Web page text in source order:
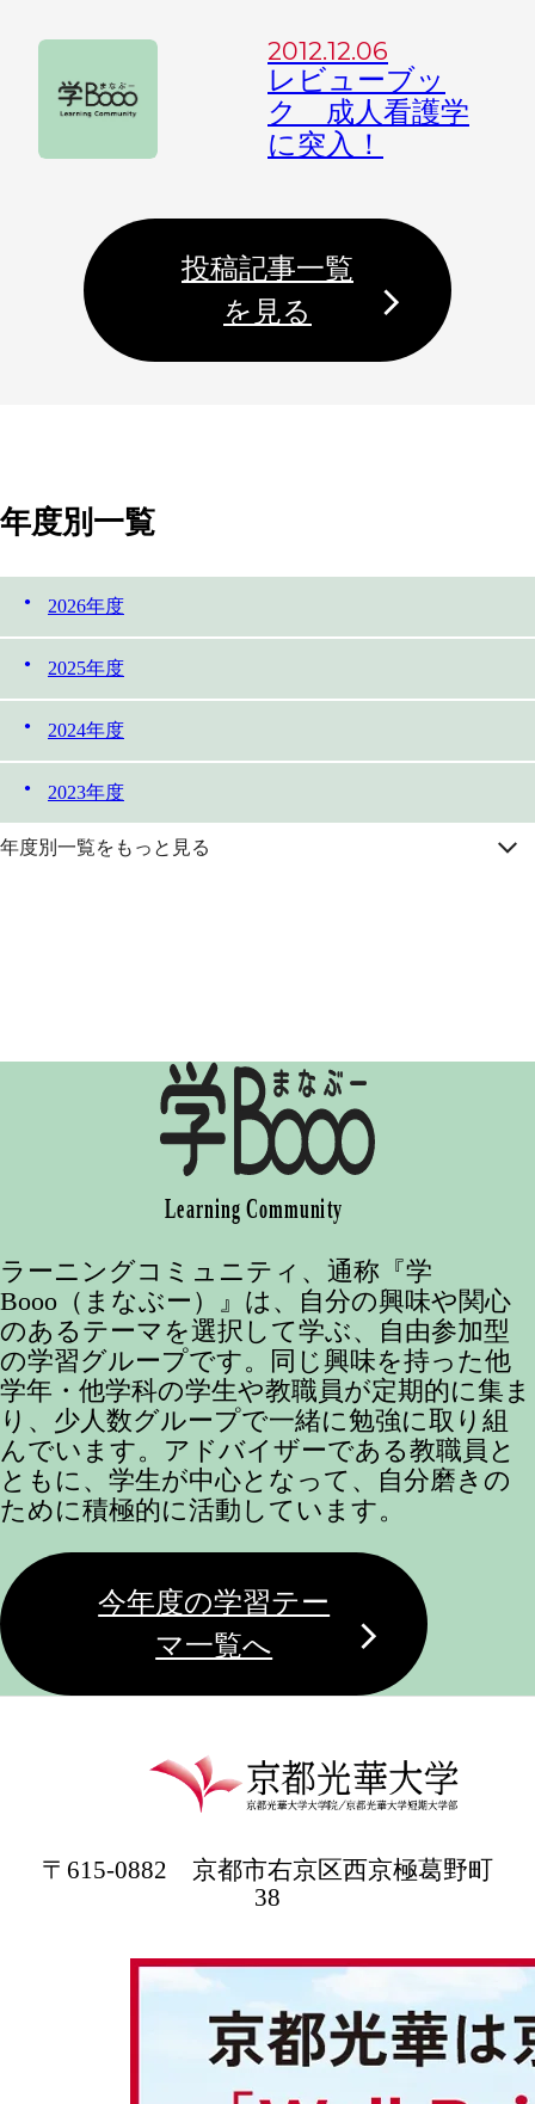
2012.12.06
レビューブッ
ク 成人看護学
に突入！
投稿記事一覧
を見る
年度別一覧
2026年度
2025年度
2024年度
2023年度
年度別一覧をもっと見る
ラーニングコミュニティ、通称『学
Booo（まなぶー）』は、自分の興味や関心
のあるテーマを選択して学ぶ、自由参加型
の学習グループです。同じ興味を持った他
学年・他学科の学生や教職員が定期的に集ま
り、少人数グループで一緒に勉強に取り組
んでいます。アドバイザーである教職員と
ともに、学生が中心となって、自分磨きの
ために積極的に活動しています。
今年度の学習テー
マ一覧へ
〒615-0882 京都市右京区西京極葛野町
38